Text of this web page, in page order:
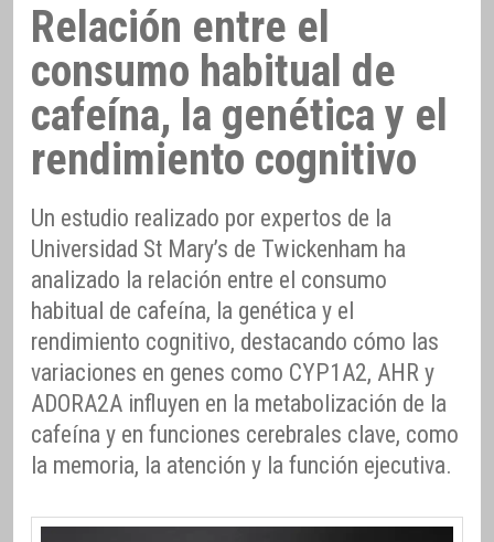
Relación entre el
consumo habitual de
cafeína, la genética y el
rendimiento cognitivo
Un estudio realizado por expertos de la
Universidad St Mary’s de Twickenham ha
analizado la relación entre el consumo
habitual de cafeína, la genética y el
rendimiento cognitivo, destacando cómo las
variaciones en genes como CYP1A2, AHR y
ADORA2A influyen en la metabolización de la
cafeína y en funciones cerebrales clave, como
la memoria, la atención y la función ejecutiva.